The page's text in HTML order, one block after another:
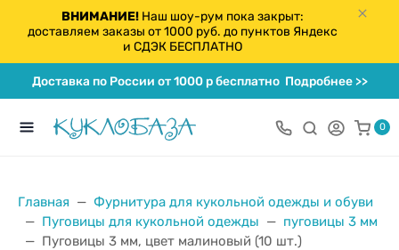
ВНИМАНИЕ!Наш шоу-рум пока закрыт:
доставляем заказы от 1000 руб. до пунктов Яндекс
и СДЭК БЕСПЛАТНО
Доставка по России от 1000 р бесплатноПодробнее >>
0
Главная
Фурнитура для кукольной одежды и обуви
Пуговицы для кукольной одежды
пуговицы 3 мм
Пуговицы 3 мм, цвет малиновый (10 шт.)